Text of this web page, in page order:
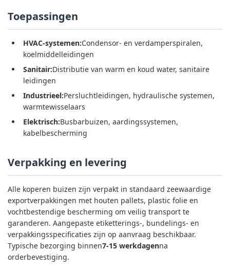
Toepassingen
HVAC-systemen:Condensor- en verdamperspiralen,
koelmiddelleidingen
Sanitair:Distributie van warm en koud water, sanitaire
leidingen
Industrieel:Persluchtleidingen, hydraulische systemen,
warmtewisselaars
Elektrisch:Busbarbuizen, aardingssystemen,
kabelbescherming
Verpakking en levering
Alle koperen buizen zijn verpakt in standaard zeewaardige
exportverpakkingen met houten pallets, plastic folie en
vochtbestendige bescherming om veilig transport te
garanderen. Aangepaste etiketterings-, bundelings- en
verpakkingsspecificaties zijn op aanvraag beschikbaar.
Typische bezorging binnen7-15 werkdagenna
orderbevestiging.